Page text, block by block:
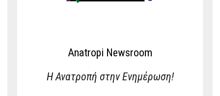
Anatropi Newsroom
Η Ανατροπή στην Ενημέρωση!